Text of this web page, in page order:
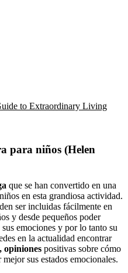
to Extraordinary Living
niños (Helen
que se han convertido en una
en esta grandiosa actividad.
ser incluidas fácilmente en
y desde pequeños poder
emociones y por lo tanto su
en la actualidad encontrar
opiniones positivas sobre cómo
sus estados emocionales.